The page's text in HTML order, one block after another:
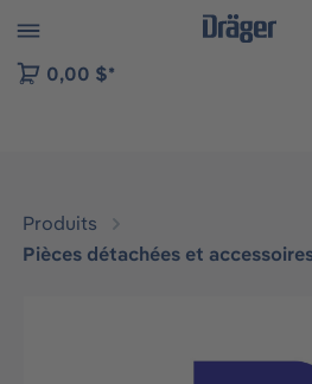
to B2B platform navigation
0,00 $*
Produits
Pièces détachées et
Ignorer la galerie d'images